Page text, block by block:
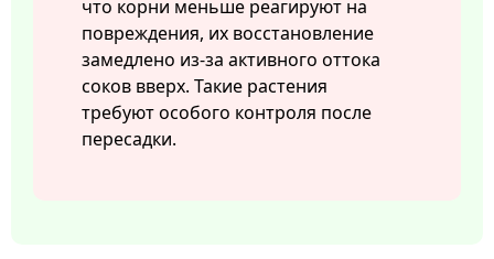
что корни меньше реагируют на
повреждения, их восстановление
замедлено из-за активного оттока
соков вверх. Такие растения
требуют особого контроля после
пересадки.